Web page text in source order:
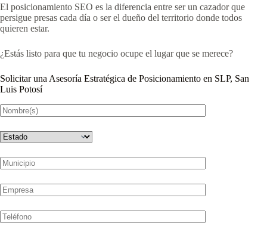
El posicionamiento SEO es la diferencia entre ser un cazador que
persigue presas cada día o ser el dueño del territorio donde todos
quieren estar.
¿Estás listo para que tu negocio ocupe el lugar que se merece?
Solicitar una Asesoría Estratégica de Posicionamiento en SLP, San
Luis Potosí